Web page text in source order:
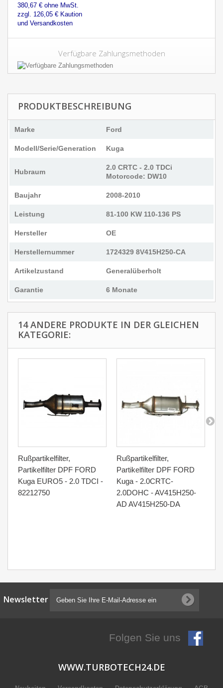
380,67 € ohne MwSt.
zzgl. 126,05 € Kaution
und Versandkosten
Verfügbare Zahlungsmethoden
PRODUKTBESCHREIBUNG
Marke Ford
Modell/Serie/Generation Kuga
Hubraum
2.0 CRTC - 2.0 TDCi
Motorcode: DW10
Baujahr 2008-2010
Leistung 81-100 KW 110-136 PS
Hersteller OE
Herstellernummer 1724329 8V415H250-CA
Artikelzustand Generalüberholt
Garantie 6 Monate
14 ANDERE PRODUKTE IN DER GLEICHEN
KATEGORIE:
Rußpartikelfilter,
Partikelfilter DPF FORD
Kuga EURO5 - 2.0 TDCI -
82212750
Rußpartikelfilter,
Partikelfilter DPF FORD
Kuga - 2.0CRTC-
2.0DOHC - AV415H250-
AD AV415H250-DA
Newsletter
Folgen Sie uns
WWW.TURBOTECH24.DE